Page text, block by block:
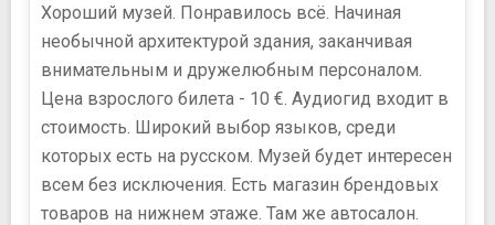
Хороший музей. Понравилось всё. Начиная
необычной архитектурой здания, заканчивая
внимательным и дружелюбным персоналом.
Цена взрослого билета - 10 €. Аудиогид входит в
стоимость. Широкий выбор языков, среди
которых есть на русском. Музей будет интересен
всем без исключения. Есть магазин брендовых
товаров на нижнем этаже. Там же автосалон.